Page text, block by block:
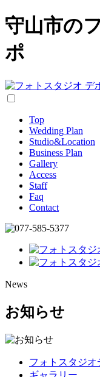
守山市の
ポ
Top
Wedding Plan
Studio&Location
Business Plan
Gallery
Access
Staff
Faq
Contact
News
お知らせ
フォトスタジオ
ギャラリー